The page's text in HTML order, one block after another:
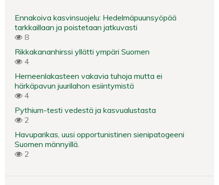
Ennakoiva kasvinsuojelu: Hedelmäpuunsyöpää
tarkkaillaan ja poistetaan jatkuvasti
8
Rikkakananhirssi yllätti ympäri Suomen
4
Herneenlakasteen vakavia tuhoja mutta ei
härkäpavun juurilahon esiintymistä
4
Pythium-testi vedestä ja kasvualustasta
2
Havuparikas, uusi opportunistinen sienipatogeeni
Suomen männyillä.
2